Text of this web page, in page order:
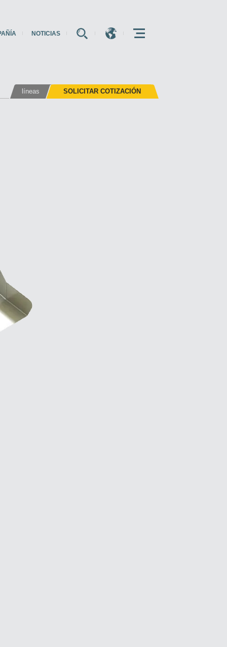
NOTICIAS E E E
líneas SOLICITAR COTIZACIÓN